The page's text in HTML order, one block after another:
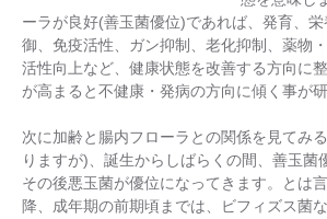
ーラが良好(善玉菌優位)であれば、発育、
御、免疫活性、ガン抑制、老化抑制、薬物
活性向上など、健康状態を改善する方向に
が高まると不健康・発病の方向に傾く事が
次に加齢と腸内フローラとの関係を見てみ
りますが)、誕生からしばらくの間、善玉菌
その後悪玉菌が優位になってきます。とは
降、成年期の前期頃までは、ビフィズス菌